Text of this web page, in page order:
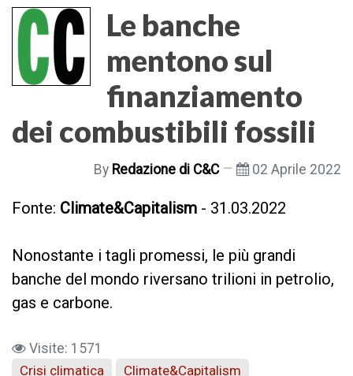
Le banche
mentono sul
finanziamento
dei combustibili fossili
By Redazione di C&C 02 Aprile 2022
Fonte: Climate&Capitalism - 31.03.2022
Nonostante i tagli promessi, le più grandi
banche del mondo riversano trilioni in petrolio,
gas e carbone.
Visite: 1571
Crisi climatica
Climate&Capitalism